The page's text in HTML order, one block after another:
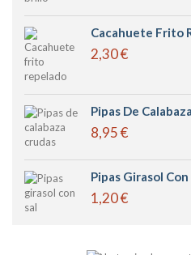
Cacahuete Frito
2,30 €
Pipas De
8,95 €
Pipas Girasol
1,20 €